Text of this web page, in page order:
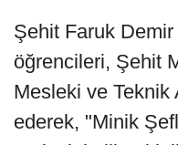
Şehit Faruk Demir
öğrencileri, Şehit
Mesleki ve
ederek, "Minik